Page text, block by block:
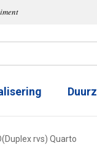
rvs) Quarto